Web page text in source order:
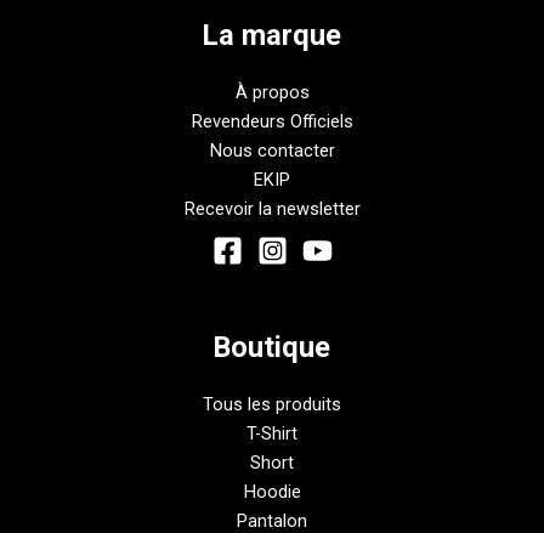
La marque
À propos
Revendeurs Officiels
Nous contacter
EKIP
Recevoir la newsletter
Boutique
Tous les produits
T-Shirt
Short
Hoodie
Pantalon